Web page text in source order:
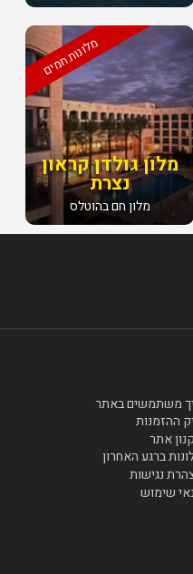
מלונות חמים
מלון גולדן קראון
נצרת
מלון חם בהוטלס
משתמשים באתר
ההזמנות
אתר
ברגע האחרון
נגישות
שימוש